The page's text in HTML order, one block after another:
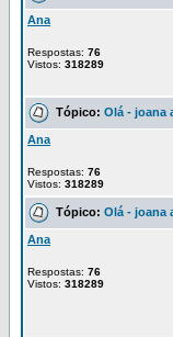
Ana
Respostas: 76
Vistos: 318289
Tópico: Olá - joana
Ana
Respostas: 76
Vistos: 318289
Tópico: Olá - joana
Ana
Respostas: 76
Vistos: 318289